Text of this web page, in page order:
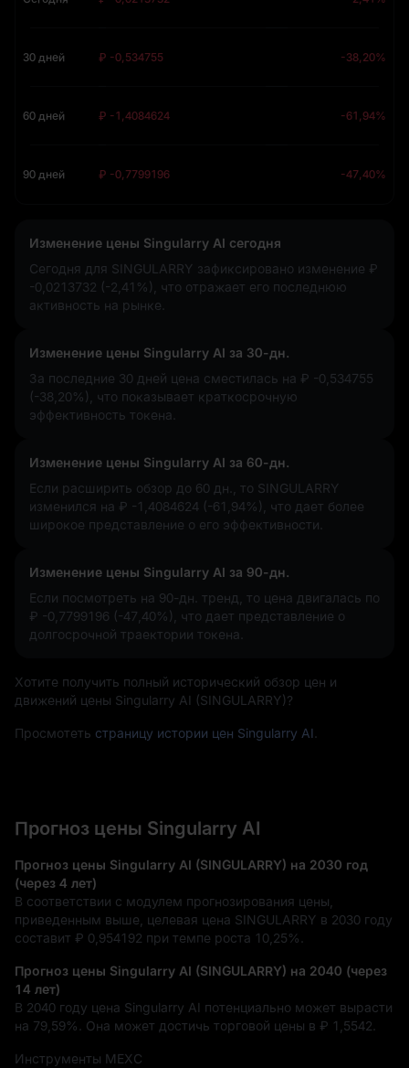
30 дней ₽ -0,534755 -38,20%
60 дней ₽ -1,4084624 -61,94%
90 дней ₽ -0,7799196 -47,40%
Изменение цены Singularry AI сегодня
Сегодня для SINGULARRY зафиксировано изменение ₽
-0,0213732 (-2,41%)
, что отражает его последнюю
активность на рынке.
Изменение цены Singularry AI за 30-дн.
За последние 30 дней цена сместилась на ₽ -0,534755
(-38,20%)
, что показывает краткосрочную
эффективность токена.
Изменение цены Singularry AI за 60-дн.
Если расширить обзор до 60 дн., то SINGULARRY
изменился на ₽ -1,4084624 (-61,94%)
, что дает более
широкое представление о его эффективности.
Изменение цены Singularry AI за 90-дн.
Если посмотреть на 90-дн. тренд, то цена двигалась по
₽ -0,7799196 (-47,40%)
, что дает представление о
долгосрочной траектории токена.
Хотите получить полный исторический обзор цен и
движений цены Singularry AI (SINGULARRY)?
Просмотеть страницу истории цен Singularry AI
Прогноз цены Singularry AI
Прогноз цены Singularry AI (SINGULARRY) на 2030 год
(через 4 лет)
В соответствии с модулем прогнозирования цены,
приведенным выше, целевая цена SINGULARRY в 2030 году
составит ₽ 0,954192 при темпе роста 10,25%
Прогноз цены Singularry AI (SINGULARRY) на 2040 (через
14 лет)
В 2040 году цена Singularry AI потенциально может вырасти
на 79,59% . Она может достичь торговой цены в ₽ 1,5542
Инструменты MEXC